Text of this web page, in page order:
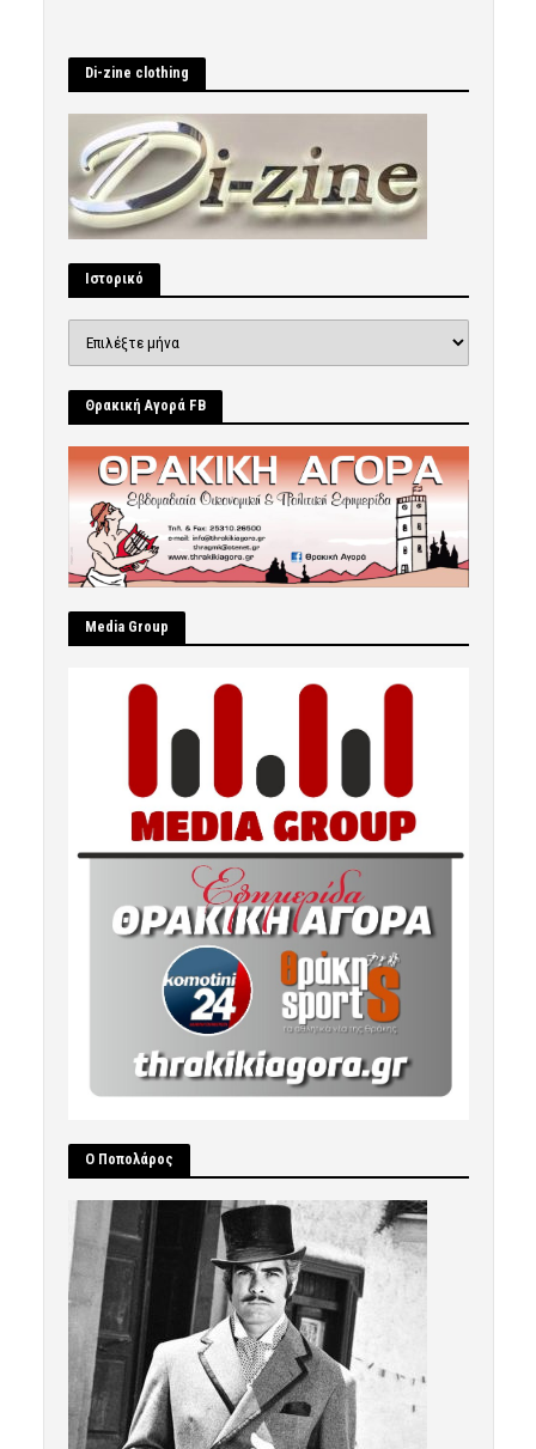
Di-zine clothing
Ιστορικό
Θρακική Αγορά FB
Μedia Group
Ο Ποπολάρος